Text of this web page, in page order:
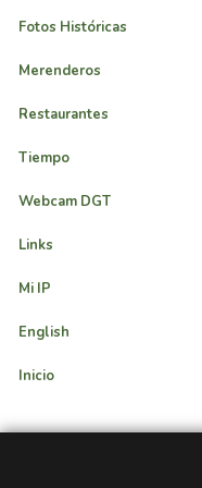
Fotos Históricas
Merenderos
Restaurantes
Tiempo
Webcam DGT
Links
Mi IP
English
Inicio